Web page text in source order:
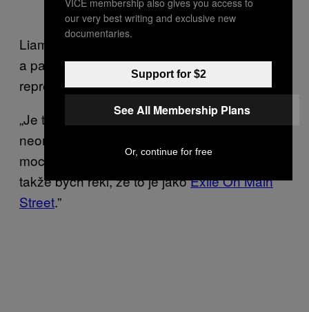
Liam se zastavil, dal si to v hlavě dohromady
a pak se zeptal, které album by nejlépe
reprezentovalo Animal-style cheeseburger.
„Je to trochu takové… děvkózní…
neomalené” řekl Sam. „Je tam toho strašně
moc a je to prostě nejlepší cheeseburger,
takže bych řekl, že to je jakoExile On Main
Street.”
our very best writing and exclusive new
documentaries.
Support for $2
See All Membership Plans
Or, continue for free